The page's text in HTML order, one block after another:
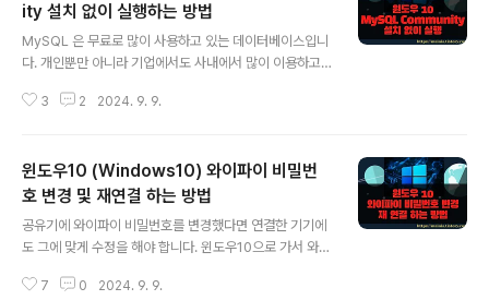
ity 설치 없이 실행하는 방법
MySQL 은 무료로 많이 사용하고 있는 데이터베이스입니
다. 개인뿐만 아니라 기업에서도 사내에서 많이 이용하고
오늘 소개할 내용은 MySQL 무료 버전인 MySQL Com
포터블입니다. 설치 없이 서비스에 등록하고 백그라운드에
서 돌아가고 있는 MySQL 에 접속할 것입니다. ◎ MyS
QL Community 다운로드 ▼ 프로그램을 다운받을 수 있
는 주소는 다음과 같습니다. 메인에서 상단 탭 DOWNLO
ySQL Community (GPL) Downloads 링크가 있습니
3 2 2024. 9. 9.
윈도우10 (Windows10) 와이파이 비밀번
호 변경 및 재연결 하는 방법
공유기에 와이파이 비밀번호를 변경했다면 연결한 기기에
도 그에 맞게 수정을 해야 합니다. 윈도우10으로 가서 와이
그런데 비밀번호 입력창이 뜨지 않고 계속해서 자동으로
7 0 2024. 9. 9.